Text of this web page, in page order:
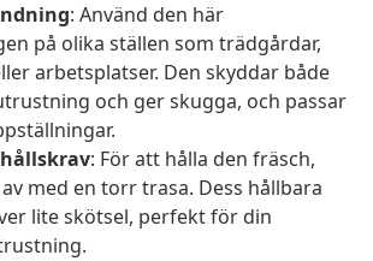
: Använd den här
på olika ställen som trädgårdar,
arbetsplatser. Den skyddar både
och ger skugga, och passar
: För att hålla den fräsch,
med en torr trasa. Dess hållbara
lite skötsel, perfekt för din